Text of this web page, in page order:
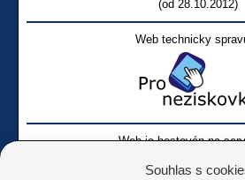
(od 28.10.2012)
Web technicky
Web je hostován na
Souhlas s